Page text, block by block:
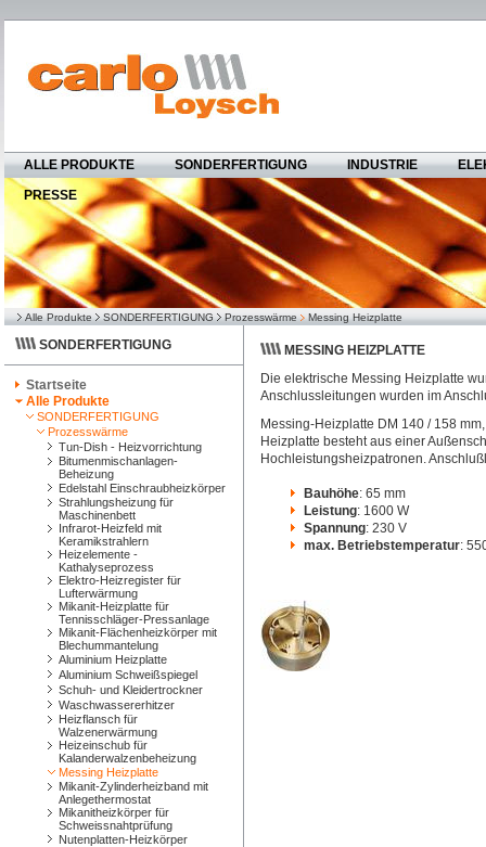
ALLE PRODUKTE SONDERFERTIGUNG INDUSTRIE
PRESSE
Alle Produkte SONDERFERTIGUNG Prozesswärme Messing Heizplatte
SONDERFERTIGUNG
Startseite
Alle Produkte
SONDERFERTIGUNG
Prozesswärme
Tun-Dish - Heizvorrichtung
Bitumenmischanlagen-
Beheizung
Edelstahl Einschraubheizkörper
Strahlungsheizung für
Maschinenbett
Infrarot-Heizfeld mit
Keramikstrahlern
Heizelemente -
Kathalyseprozess
Elektro-Heizregister für
Lufterwärmung
Mikanit-Heizplatte für
Tennisschläger-Pressanlage
Mikanit-Flächenheizkörper mit
Blechummantelung
Aluminium Heizplatte
Aluminium Schweißspiegel
Schuh- und Kleidertrockner
Waschwassererhitzer
Heizflansch für
Walzenerwärmung
Heizeinschub für
Kalanderwalzenbeheizung
Messing Heizplatte
Mikanit-Zylinderheizband mit
Anlegethermostat
Mikanitheizkörper für
Schweissnahtprüfung
Nutenplatten-Heizkörper
MESSING HEIZPLATTE
Die elektrische Messing Heizplatte
Anschlussleitungen wurden im
Messing-Heizplatte DM 140 / 158
Heizplatte besteht aus einer
Hochleistungsheizpatronen.
Bauhöhe: 65 mm
Leistung: 1600 W
Spannung: 230 V
max. Betriebstemperatur: